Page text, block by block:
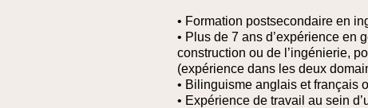
• Formation postsecondaire en
• Plus de 7 ans d’expérience en
construction ou de l’ingénierie,
(expérience dans les deux
• Bilinguisme anglais et français
• Expérience de travail au sein